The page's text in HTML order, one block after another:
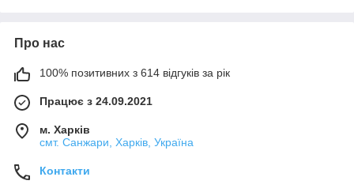
Про нас
100% позитивних з 614 відгуків за рік
Працює з 24.09.2021
м. Харків
смт. Санжари, Харків, Україна
Контакти